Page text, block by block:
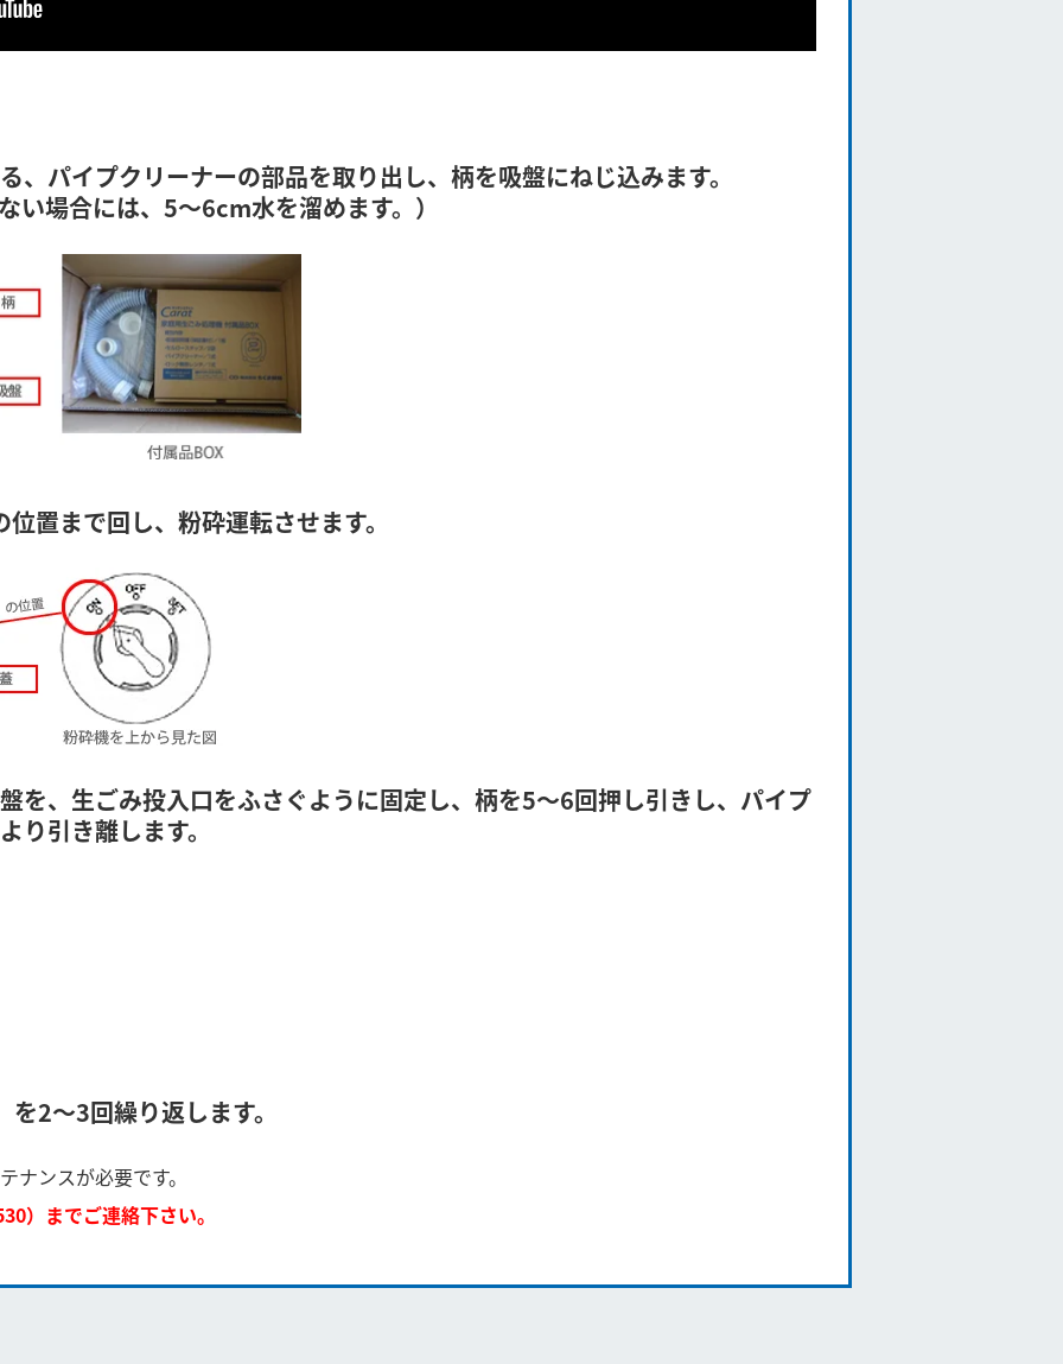
、パイプクリーナーの部品を取り出し、柄を吸盤にねじ込みます。
い場合には、5～6cm水を溜めます。）
置まで回し、粉砕運転させます。
を、生ごみ投入口をふさぐように固定し、柄を5～6回押し引きし、パイプ
り引き離します。
2～3回繰り返します。
ナンスが必要です。
）までご連絡下さい。